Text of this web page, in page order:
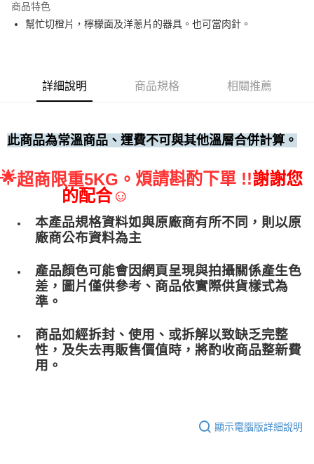
• 付款後7-11取貨
每筆NT$60，滿NT$699(含以上)免運費
商品特色
幫忙切橙片，檸檬面及洋蔥片的器具。也可當肉針。
詳細說明 商品規格 相關推薦
此商品為常溫商品、運費不可與其他溫層合併計算。
🌟超商限重5KG。 煩請斟酌下單 !!謝謝您
的配合☺
本產品規格資料如與原廠商有所不同，則以原
廠商公布資料為主
產品顏色可能會因網頁呈現與拍攝關係產生色
差，圖片僅供參考、商品依實際供貨樣式為
準。
商品如經拆封、使用、或拆解以致缺乏完整
性，及失去再販售價值時，將酌收商品整﻿新費
用。
顯示電腦版詳細說明